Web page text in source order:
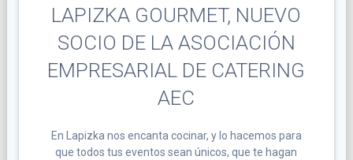
LAPIZKA GOURMET, NUEVO
SOCIO DE LA ASOCIACIÓN
EMPRESARIAL DE CATERING
AEC
En Lapizka nos encanta cocinar, y lo hacemos para
que todos tus eventos sean únicos, que te hagan